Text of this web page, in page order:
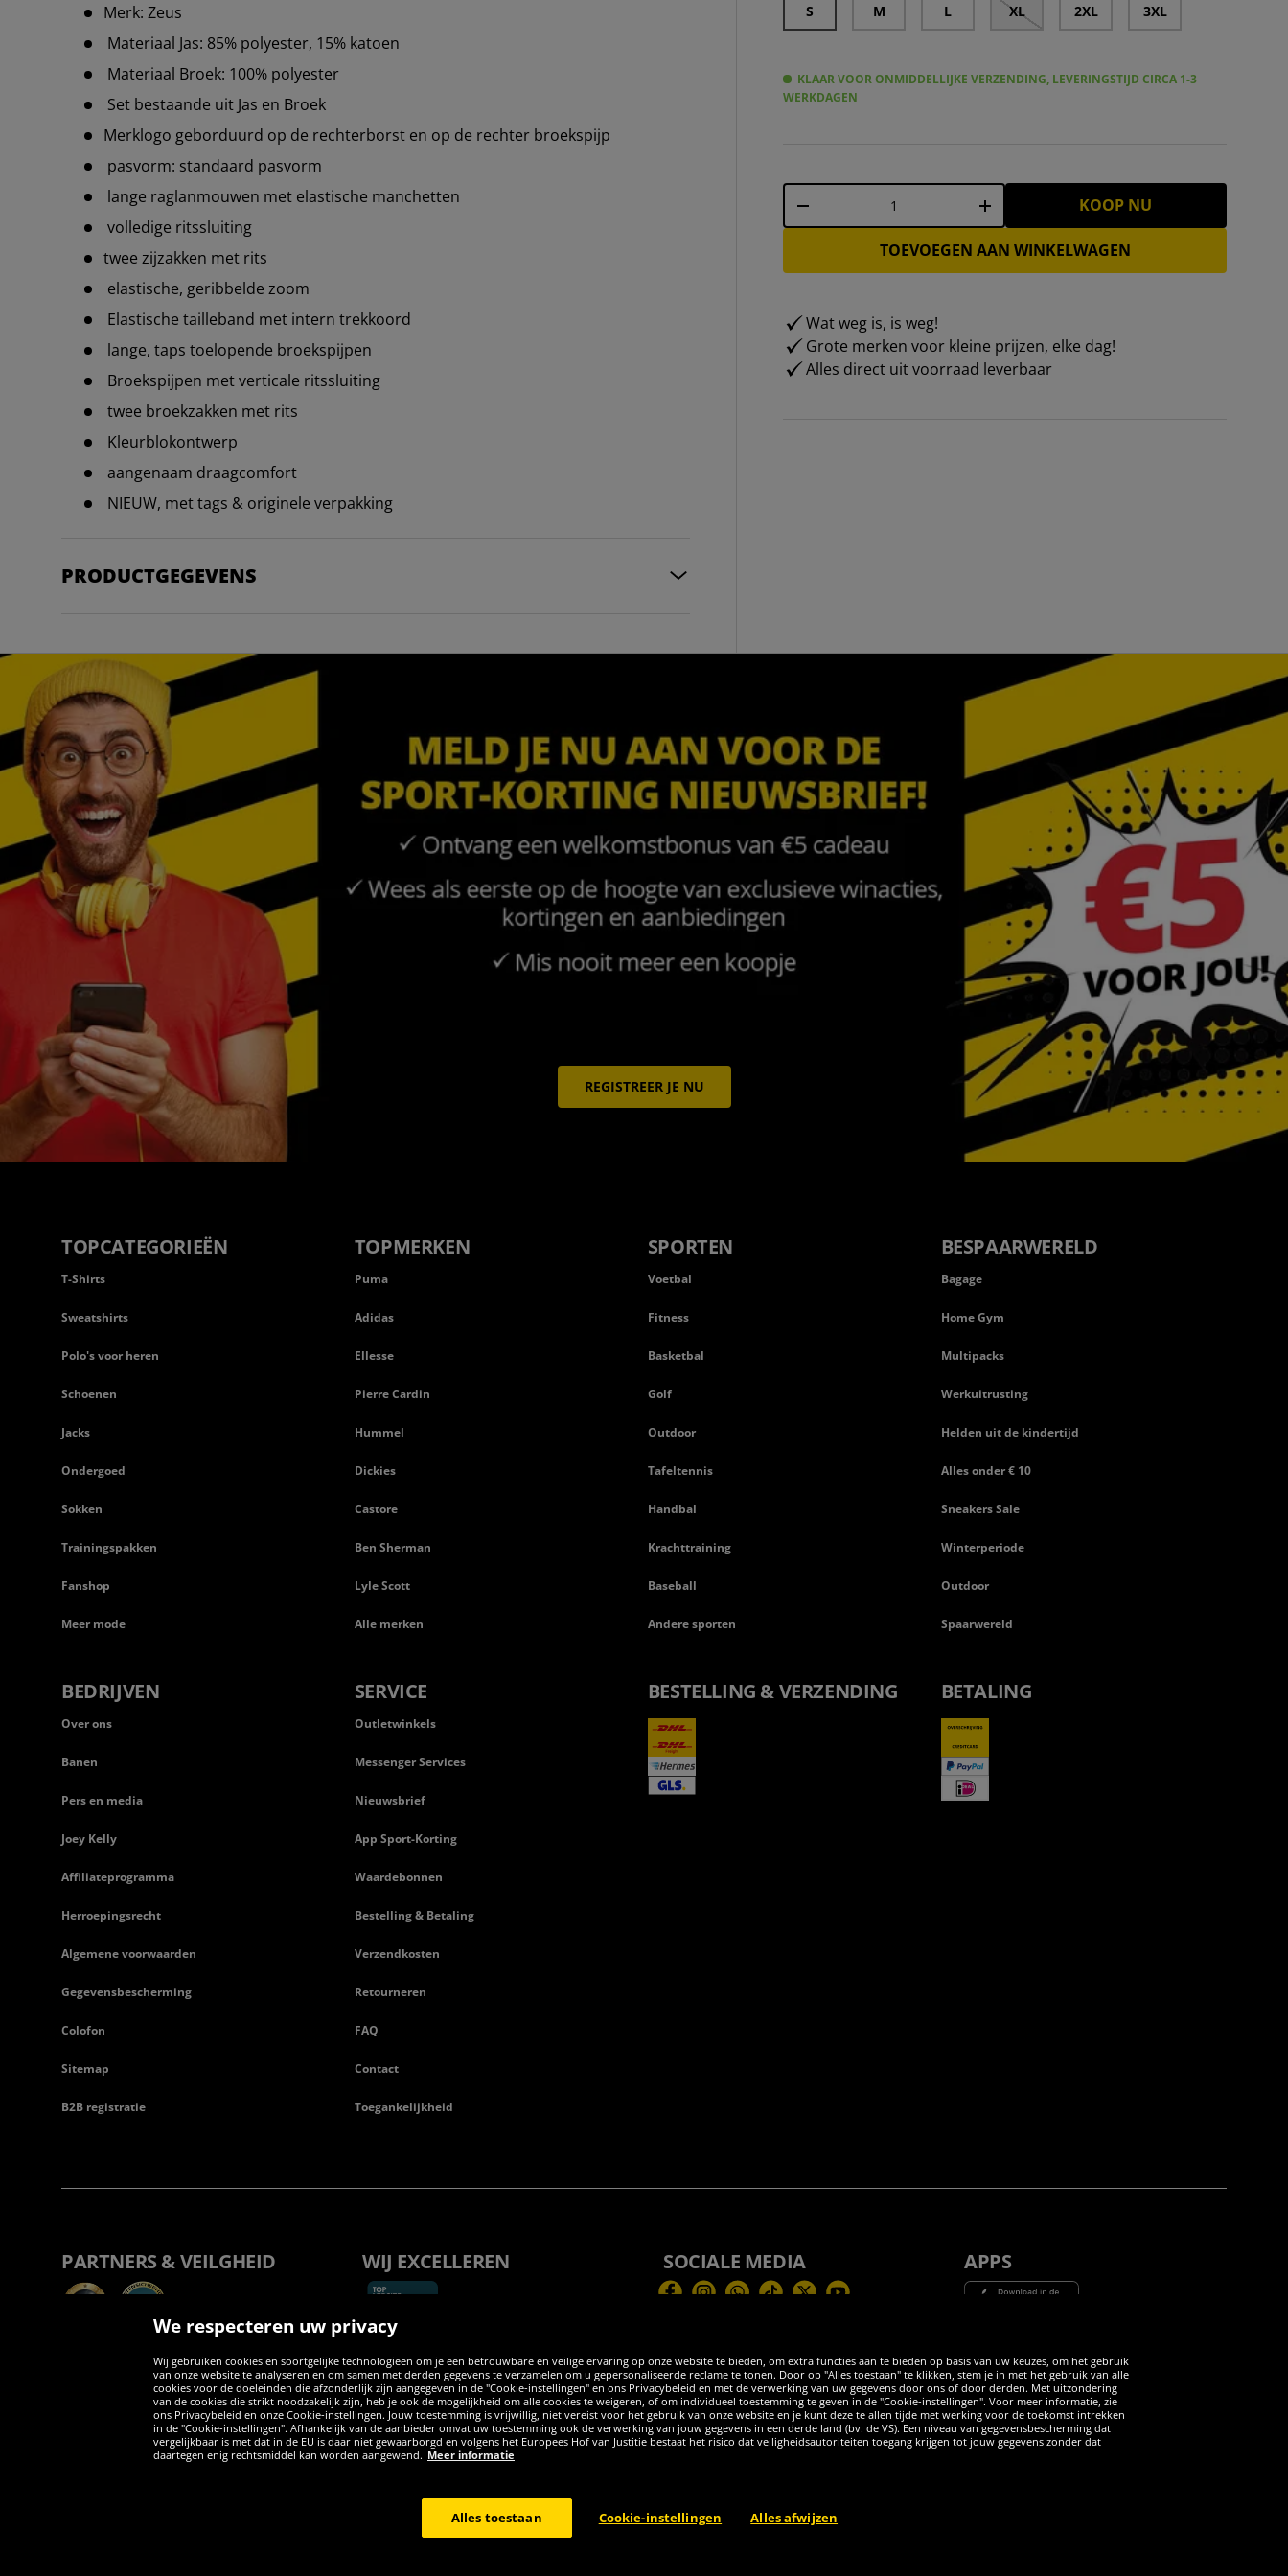
Merk: Zeus
Materiaal Jas: 85% polyester, 15% katoen
Materiaal Broek: 100% polyester
Set bestaande uit Jas en Broek
Merklogo geborduurd op de rechterborst en op de rechter broekspijp
pasvorm: standaard pasvorm
lange raglanmouwen met elastische manchetten
volledige ritssluiting
twee zijzakken met rits
elastische, geribbelde zoom
Elastische tailleband met intern trekkoord
lange, taps toelopende broekspijpen
Broekspijpen met verticale ritssluiting
twee broekzakken met rits
Kleurblokontwerp
aangenaam draagcomfort
NIEUW, met tags & originele verpakking
PRODUCTGEGEVENS
S M L XL 2XL 3XL
KLAAR VOOR ONMIDDELLIJKE VERZENDING, LEVERINGSTIJD CIRCA 1-3
WERKDAGEN
Aantal
- + KOOP NU
TOEVOEGEN AAN WINKELWAGEN
Wat weg is, is weg!
Grote merken voor kleine prijzen, elke dag!
Alles direct uit voorraad leverbaar
REGISTREER JE NU
TOPCATEGORIEËN
T-Shirts
Sweatshirts
Polo's voor heren
Schoenen
Jacks
Ondergoed
Sokken
Trainingspakken
Fanshop
Meer mode
TOPMERKEN
Puma
Adidas
Ellesse
Pierre Cardin
Hummel
Dickies
Castore
Ben Sherman
Lyle Scott
Alle merken
SPORTEN
Voetbal
Fitness
Basketbal
Golf
Outdoor
Tafeltennis
Handbal
Krachttraining
Baseball
Andere sporten
BESPAARWERELD
Bagage
Home Gym
Multipacks
Werkuitrusting
Helden uit de kindertijd
Alles onder € 10
Sneakers Sale
Winterperiode
Outdoor
Spaarwereld
BEDRIJVEN
Over ons
Banen
Pers en media
Joey Kelly
Affiliateprogramma
Herroepingsrecht
Algemene voorwaarden
Gegevensbescherming
Colofon
Sitemap
B2B registratie
SERVICE
Outletwinkels
Messenger Services
Nieuwsbrief
App Sport-Korting
Waardebonnen
Bestelling & Betaling
Verzendkosten
Retourneren
FAQ
Contact
Toegankelijkheid
BESTELLING & VERZENDING BETALING
PARTNERS & VEILGHEID WIJ EXCELLEREN SOCIALE MEDIA
FacebookInstagramWhatsApp
TikTokTwitterYouTube
APPS
*Alle prijzen incl. wettelijke btw excl. verzendingskosten en eventueel kosten voor levering ter plaatse, tenzij anderszins beschreven. 1Huidige of eerdere aanbevolen verkoopprijs van de fabrikant
We respecteren uw privacy
Wij gebruiken cookies en soortgelijke technologieën om je een betrouwbare en veilige ervaring op onze website te bieden, om extra functies aan te bieden op basis van uw keuzes, om het gebruik
van onze website te analyseren en om samen met derden gegevens te verzamelen om u gepersonaliseerde reclame te tonen. Door op "Alles toestaan" te klikken, stem je in met het gebruik van alle
cookies voor de doeleinden die afzonderlijk zijn aangegeven in de "Cookie-instellingen" en ons Privacybeleid en met de verwerking van uw gegevens door ons of door derden. Met uitzondering
van de cookies die strikt noodzakelijk zijn, heb je ook de mogelijkheid om alle cookies te weigeren, of om individueel toestemming te geven in de "Cookie-instellingen". Voor meer informatie, zie
ons Privacybeleid en onze Cookie-instellingen. Jouw toestemming is vrijwillig, niet vereist voor het gebruik van onze website en je kunt deze te allen tijde met werking voor de toekomst intrekken
in de "Cookie-instellingen". Afhankelijk van de aanbieder omvat uw toestemming ook de verwerking van jouw gegevens in een derde land (bv. de VS). Een niveau van gegevensbescherming dat
vergelijkbaar is met dat in de EU is daar niet gewaarborgd en volgens het Europees Hof van Justitie bestaat het risico dat veiligheidsautoriteiten toegang krijgen tot jouw gegevens zonder dat
daartegen enig rechtsmiddel kan worden aangewend. Meer informatie
Cookie-instellingen Alles afwijzen
Alles toestaan